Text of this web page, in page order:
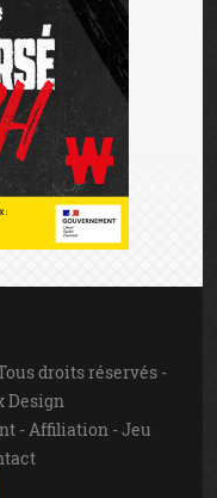
droits réservés -
Design
- Affiliation -Jeu